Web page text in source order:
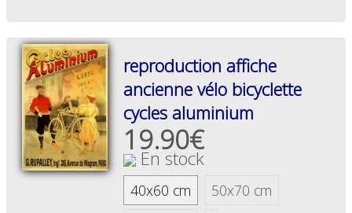
reproduction affiche
ancienne vélo bicyclette
cycles aluminium
19.90€
En stock
40x60 cm
50x70 cm